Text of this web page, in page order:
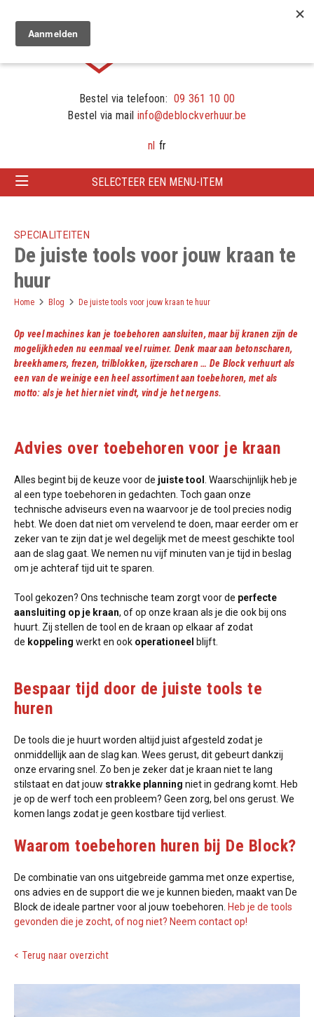
Bestel via telefoon: 09 361 10 00
Bestel via mail info@deblockverhuur.be
nl fr
SELECTEER EEN MENU-ITEM
SPECIALITEITEN
De juiste tools voor jouw kraan te
huur
Home Blog De juiste tools voor jouw kraan te huur
Op veel machines kan je toebehoren aansluiten, maar bij kranen zijn de
mogelijkheden nu eenmaal veel ruimer. Denk maar aan betonscharen,
breekhamers, frezen, trilblokken, ijzerscharen … De Block verhuurt als
een van de weinige een heel assortiment aan toebehoren, met als
motto: als je het hier niet vindt, vind je het nergens.
Advies over toebehoren voor je kraan
Alles begint bij de keuze voor de juiste tool
. Waarschijnlijk heb je
al een type toebehoren in gedachten. Toch gaan onze
technische adviseurs even na waarvoor je de tool precies nodig
hebt. We doen dat niet om vervelend te doen, maar eerder om er
zeker van te zijn dat je wel degelijk met de meest geschikte tool
aan de slag gaat. We nemen nu vijf minuten van je tijd in beslag
om je achteraf tijd uit te sparen.
Tool gekozen? Ons technische team zorgt voor de perfecte
aansluiting op je kraan, of op onze kraan als je die ook bij ons
huurt. Zij stellen de tool en de kraan op elkaar af zodat
de koppeling werkt en ook operationeel blijft.
Bespaar tijd door de juiste tools te
huren
De tools die je huurt worden altijd juist afgesteld zodat je
onmiddellijk aan de slag kan. Wees gerust, dit gebeurt dankzij
onze ervaring snel. Zo ben je zeker dat je kraan niet te lang
stilstaat en dat jouw strakke planning niet in gedrang komt. Heb
je op de werf toch een probleem? Geen zorg, bel ons gerust. We
komen langs zodat je geen kostbare tijd verliest.
Waarom toebehoren huren bij De Block?
De combinatie van ons uitgebreide gamma met onze expertise,
ons advies en de support die we je kunnen bieden, maakt van De
Block de ideale partner voor al jouw toebehoren. Heb je de tools
gevonden die je zocht, of nog niet? Neem contact op!
Terug naar overzicht